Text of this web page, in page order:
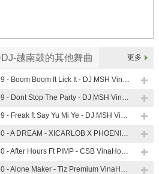
越南鼓的其他舞曲 更多
139 - Boom Boom ft Lick It - DJ MSH VinaHouse Mix
139 - Dont Stop The Party - DJ MSH VinaHouse Mix
139 - Freak ft Say Yu Mi Ye - DJ MSH VinaHouse Mix
140 - A DREAM - XICARLOB X PHOENIX VinaHouse Mix
140 - After Hours Ft PIMP - CSB VinaHouse Mix
140 - Alone Maker - Tiz Premium VinaHouse Mix